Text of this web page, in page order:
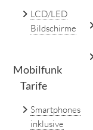
LCD/LED
Bildschirme
Mobilfunk
Tarife
Smartphones
inklusive